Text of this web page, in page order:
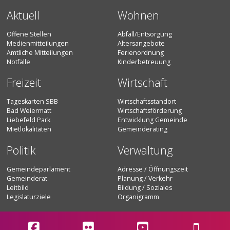
Aktuell
Offene Stellen
Medienmitteilungen
Amtliche Mitteilungen
Notfälle
Wohnen
Abfall/Entsorgung
Altersangebote
Ferienordnung
Kinderbetreuung
Freizeit
Tageskarten SBB
Bad Weiermatt
Liebefeld Park
Mietlokalitäten
Wirtschaft
Wirtschaftsstandort
Wirtschaftsförderung
Entwicklung Gemeinde
Gemeinderating
Politik
Gemeindeparlament
Gemeinderat
Leitbild
Legislaturziele
Verwaltung
Adresse / Öffnungszeit
Planung / Verkehr
Bildung / Soziales
Organigramm